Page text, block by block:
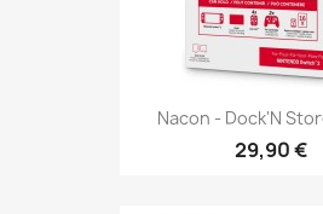
Nacon - Dock'N
29,90 €